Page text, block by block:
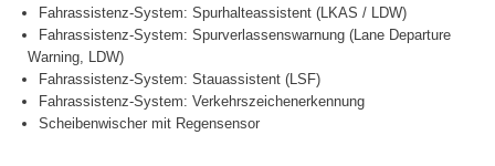
Fahrassistenz-System: Spurhalteassistent (LKAS / LDW)
Fahrassistenz-System: Spurverlassenswarnung (Lane Departure
Warning, LDW)
Fahrassistenz-System: Stauassistent (LSF)
Fahrassistenz-System: Verkehrszeichenerkennung
Scheibenwischer mit Regensensor